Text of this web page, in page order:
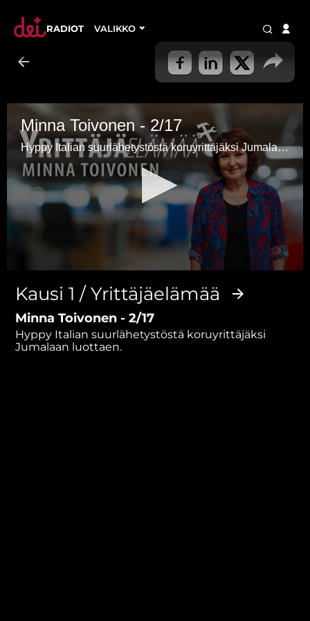
RADIOT VALIKKO
Minna Toivonen - 2/17
Hyppy Italian suurlähetystöstä koruyrittäjäksi Jumalaan luottaen.
seconds
minutes,
34
seconds
Kausi 1 / Yrittäjäelämää
Minna Toivonen - 2/17
Hyppy Italian suurlähetystöstä koruyrittäjäksi
Jumalaan luottaen.